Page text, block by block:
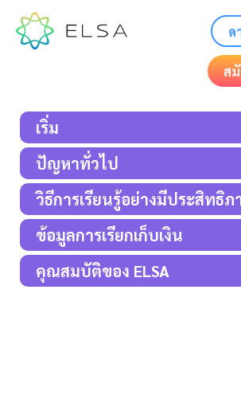
ด
ส
เริ่ม
ปัญหาทั่วไป
วิธีการเรียนรู้อย่างมีประสิทธิภ
ข้อมูลการเรียกเก็บเงิน
คุณสมบัติของ ELSA